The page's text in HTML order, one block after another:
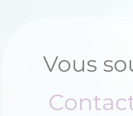
Vous